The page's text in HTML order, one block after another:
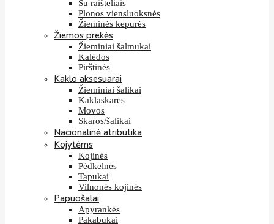
Su raišteliais
Plonos viensluoksnės
Žieminės kepurės
Žiemos prekės
Žieminiai šalmukai
Kalėdos
Pirštinės
Kaklo aksesuarai
Žieminiai šalikai
Kaklaskarės
Movos
Skaros/šalikai
Nacionalinė atributika
Kojytėms
Kojinės
Pėdkelnės
Tapukai
Vilnonės kojinės
Papuošalai
Apyrankės
Pakabukai